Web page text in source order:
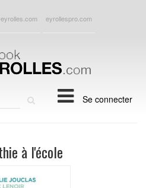
eyrollespro.com
Se connecter
à l'école